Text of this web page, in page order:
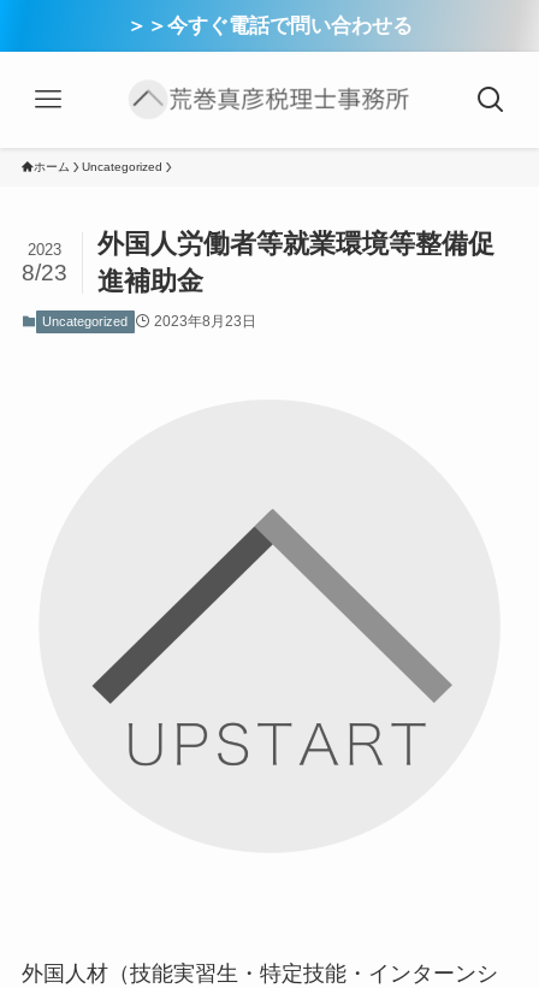
＞＞今すぐ電話で問い合わせる
ホーム Uncategorized
外国人労働者等就業環境等整備促
進補助金
2023
8/23
Uncategorized 2023年8月23日
外国人材（技能実習生・特定技能・インターンシ